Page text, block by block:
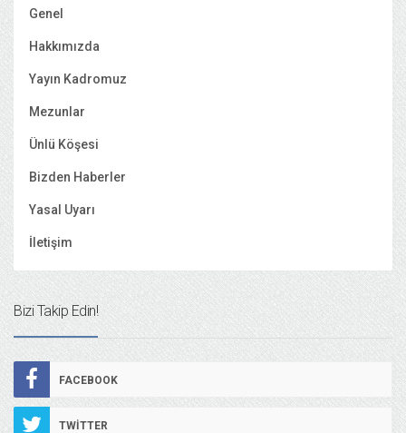
Genel
Hakkımızda
Yayın Kadromuz
Mezunlar
Ünlü Köşesi
Bizden Haberler
Yasal Uyarı
İletişim
Bizi Takip Edin!
FACEBOOK
TWITTER